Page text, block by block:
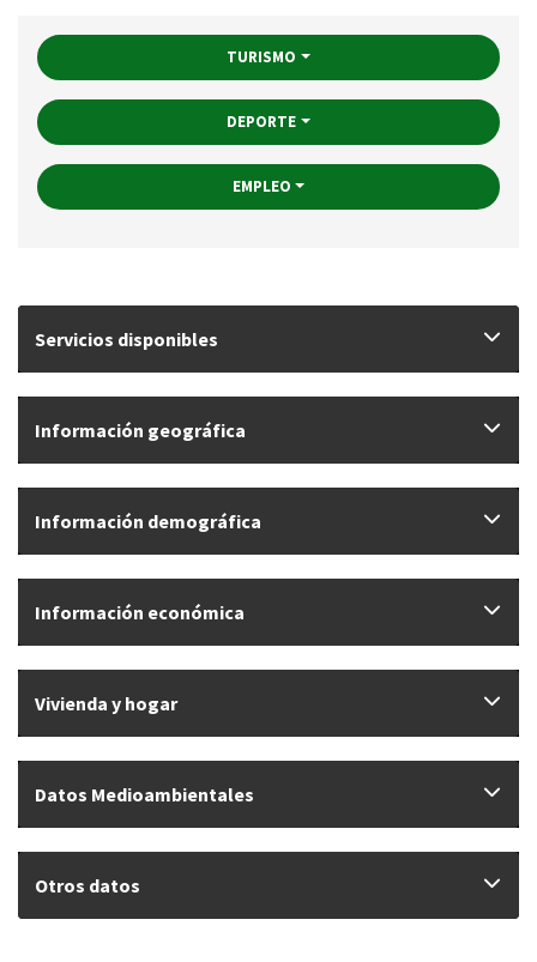
TURISMO
DEPORTE
EMPLEO
Servicios disponibles
Información geográfica
Información demográfica
Información económica
Vivienda y hogar
Datos Medioambientales
Otros datos